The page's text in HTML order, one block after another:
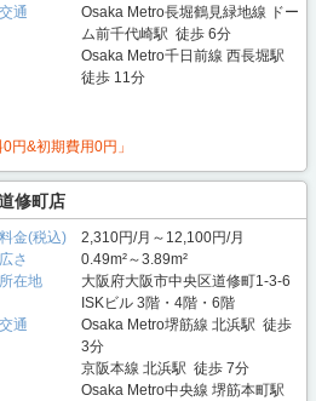
交通
Osaka Metro長堀鶴見緑地線 ドー
ム前千代崎駅 徒歩 6分
Osaka Metro千日前線 西長堀駅
徒歩 11分
円&初期費用0円」
修町店
料金(税込)
2,310円/月～12,100円/月
広さ
0.49m²～3.89m²
所在地
大阪府大阪市中央区道修町1-3-6
ISKビル 3階・4階・6階
交通
Osaka Metro堺筋線 北浜駅 徒歩
3分
京阪本線 北浜駅 徒歩 7分
Osaka Metro中央線 堺筋本町駅